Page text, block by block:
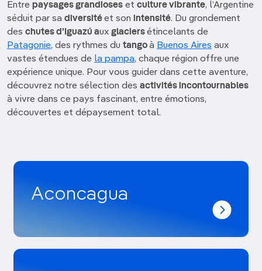
Entre paysages grandioses et culture vibrante, l’Argentine
séduit par sa diversitéet son intensité. Du grondement
des chutes d’Iguazú aux glaciersétincelants de
Patagonie, des rythmes du tangoà Buenos Aires aux
vastes étendues de la pampa, chaque région offre une
expérience unique. Pour vous guider dans cette aventure,
découvrez notre sélection des activités incontournables
à vivre dans ce pays fascinant, entre émotions,
découvertes et dépaysement total.
Aconcagua